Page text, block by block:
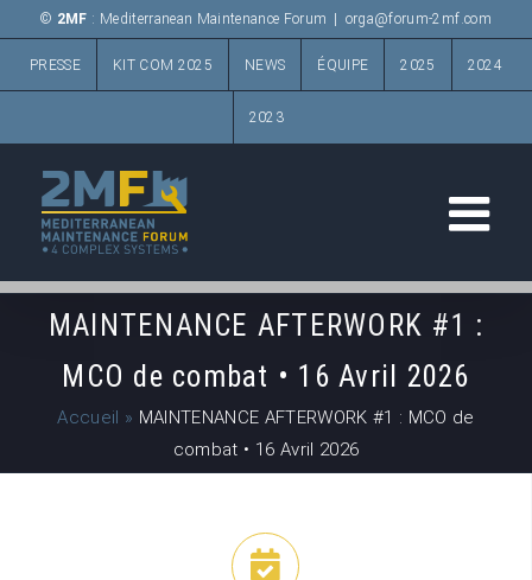
Passer
contenu
© 2MF : Mediterranean Maintenance Forum orga@forum-2mf.com
PRESSE KIT COM 2025 NEWS ÉQUIPE 2025 2024
2023
MAINTENANCE AFTERWORK #1 :
MCO de combat • 16 Avril 2026
Accueil » MAINTENANCE AFTERWORK #1 : MCO de
combat • 16 Avril 2026